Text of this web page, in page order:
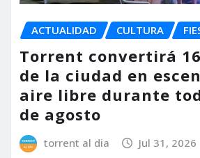
ACTUALIDAD CULTURA
Torrent convertirá
de la ciudad en
aire libre durante
de agosto
torrent al dia Jul 31, 2026